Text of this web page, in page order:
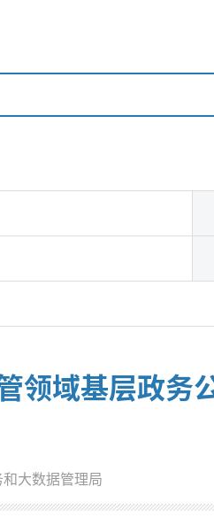
领域基层政务
大数据管理局